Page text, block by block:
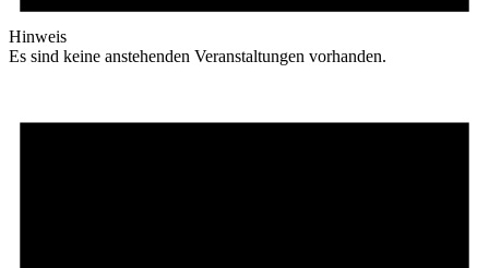
Hinweis
Es sind keine anstehenden Veranstaltungen vorhanden.